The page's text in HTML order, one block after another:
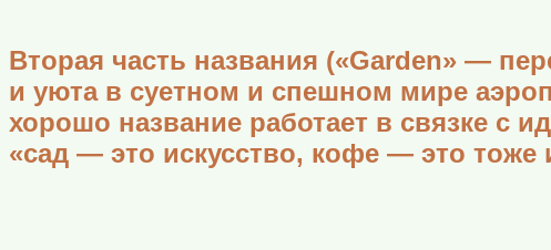
Вторая часть названия («Garden» —
и уюта в суетном и спешном мире
хорошо название работает в связке с
«сад — это искусство, кофе — это тоже